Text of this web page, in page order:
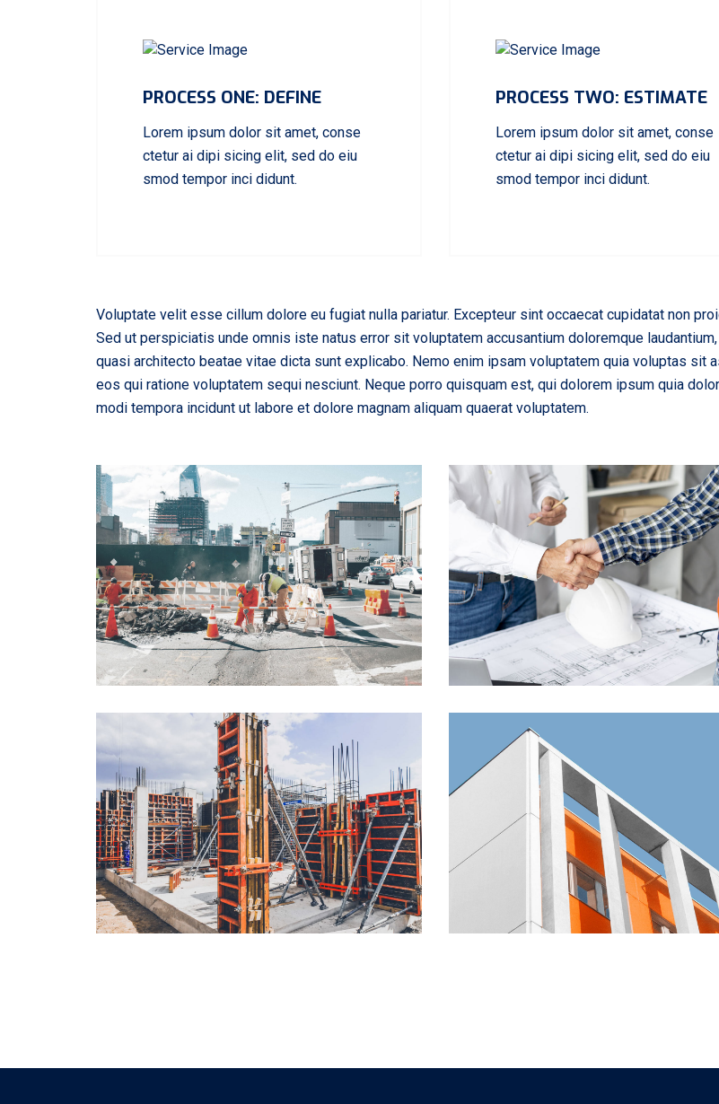
PROCESS ONE: DEFINE
Lorem ipsum dolor sit amet, conse
ctetur ai dipi sicing elit, sed do eiu
smod tempor inci didunt.
PROCESS TWO: ESTIMATE
Lorem ipsum dolor sit amet, conse
ctetur ai dipi sicing elit, sed do eiu
smod tempor inci didunt.
Voluptate velit esse cillum dolore eu fugiat nulla pariatur. Excepteur sint occaecat cupidatat non
Sed ut perspiciatis unde omnis iste natus error sit voluptatem accusantium doloremque
quasi architecto beatae vitae dicta sunt explicabo. Nemo enim ipsam voluptatem quia voluptas sit
eos qui ratione voluptatem sequi nesciunt. Neque porro quisquam est, qui dolorem ipsum quia
modi tempora incidunt ut labore et dolore magnam aliquam quaerat voluptatem.